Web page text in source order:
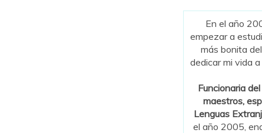
En el año
empezar a
más bonita
dedicar mi vida
Funcionaria
maestros,
Lenguas
el año 2005,